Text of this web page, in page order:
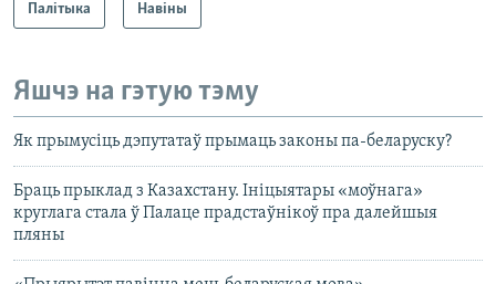
Палітыка Навіны
Яшчэ на гэтую тэму
Як прымусіць дэпутатаў прымаць законы па-беларуску?
Браць прыклад з Казахстану. Ініцыятары «моўнага»
круглага стала ў Палаце прадстаўнікоў пра далейшыя
пляны